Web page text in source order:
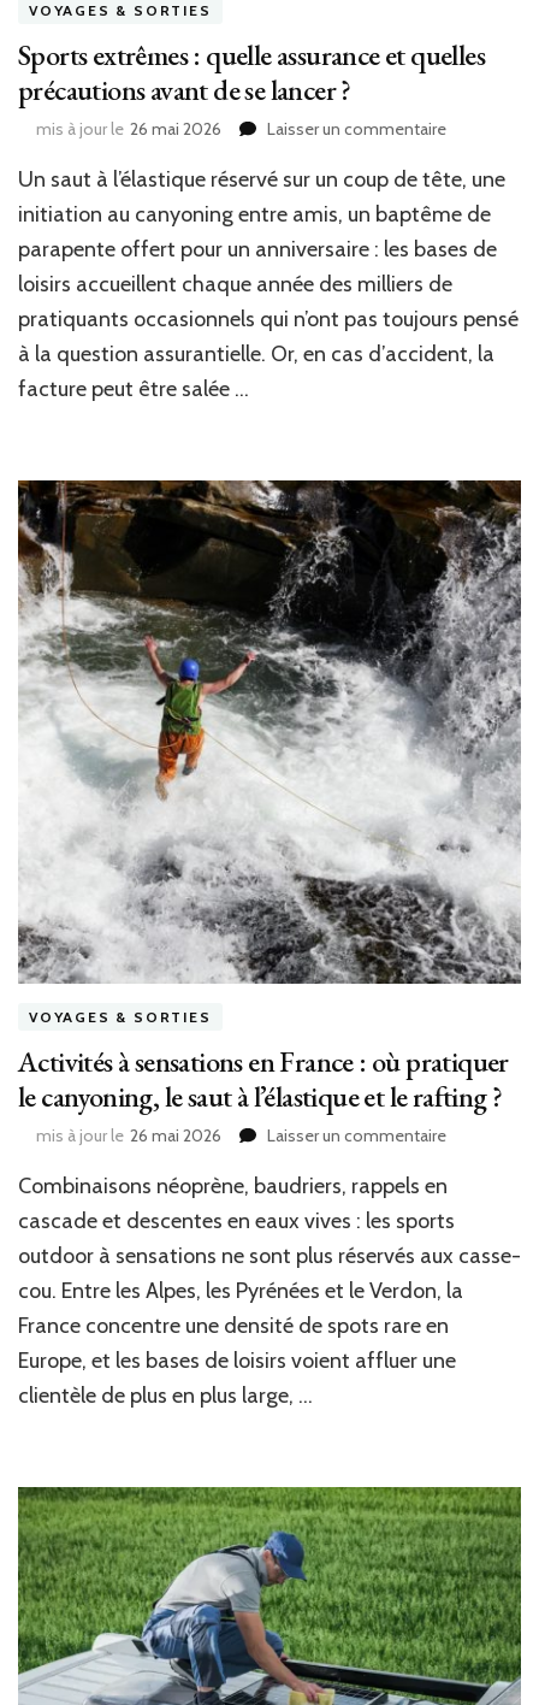
VOYAGES & SORTIES
Sports extrêmes : quelle assurance et quelles
précautions avant de se lancer ?
mis à jour le 26 mai 2026 Laisser un commentairesur
extrêmes
quelle
assurance
et
précautions
avant
Un saut à l’élastique réservé sur un coup de tête, une
initiation au canyoning entre amis, un baptême de
parapente offert pour un anniversaire : les bases de
loisirs accueillent chaque année des milliers de
pratiquants occasionnels qui n’ont pas toujours pensé
à la question assurantielle. Or, en cas d’accident, la
facture peut être salée …
VOYAGES & SORTIES
Activités à sensations en France : où pratiquer
le canyoning, le saut à l’élastique et le rafting ?
mis à jour le 26 mai 2026 Laisser un commentairesur
à
en
France
:
pratiquer
le
l’élastique
et
le
rafting
?
Combinaisons néoprène, baudriers, rappels en
cascade et descentes en eaux vives : les sports
outdoor à sensations ne sont plus réservés aux casse-
cou. Entre les Alpes, les Pyrénées et le Verdon, la
France concentre une densité de spots rare en
Europe, et les bases de loisirs voient affluer une
clientèle de plus en plus large, …